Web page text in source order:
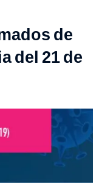
de
del 21 de